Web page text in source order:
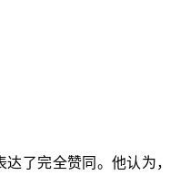
了完全赞同。他认